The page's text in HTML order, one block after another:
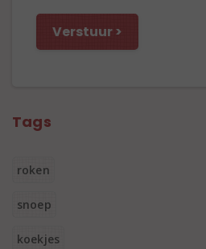
Tags
roken
snoep
koekjes